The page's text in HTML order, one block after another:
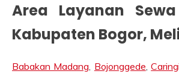
Area Layanan
Kabupaten Bogor,
Babakan Madang, Bojonggede,